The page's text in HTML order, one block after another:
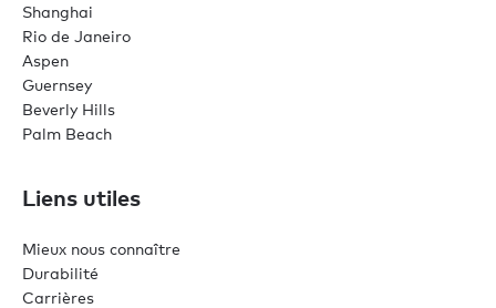
Shanghai
Rio de Janeiro
Aspen
Guernsey
Beverly Hills
Palm Beach
Liens utiles
Mieux nous connaître
Durabilité
Carrières